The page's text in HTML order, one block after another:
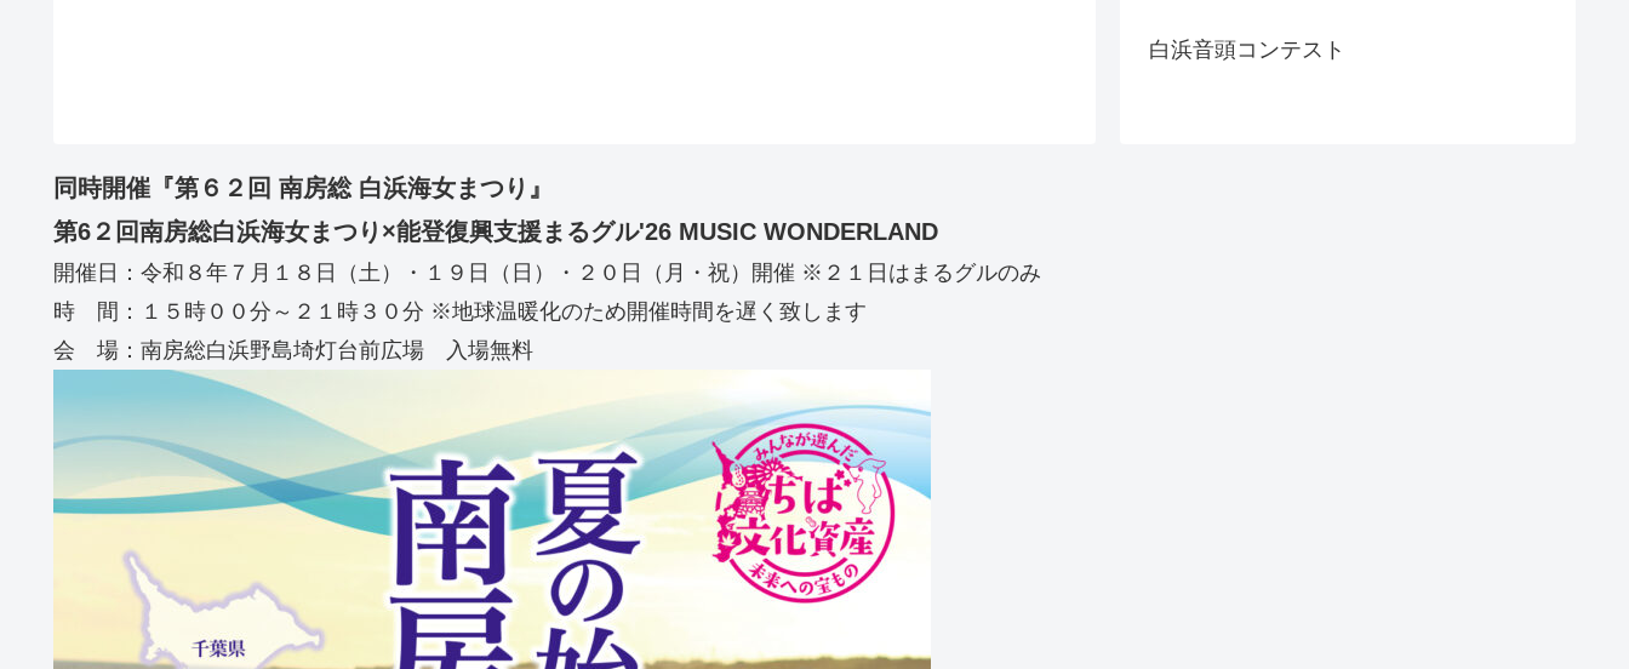
白浜音頭コンテスト
同時開催『第６２回 南房総 白浜海女まつり』
第6２回南房総白浜海女まつり×能登復興支援まるグル'26 MUSIC WONDERLAND
開催日：令和８年７月１８日（土）・１９日（日）・２０日（月・祝）開催 ※２１日はまるグルのみ
時 間：１５時００分～２１時３０分 ※地球温暖化のため開催時間を遅く致します
会 場：南房総白浜野島埼灯台前広場 入場無料